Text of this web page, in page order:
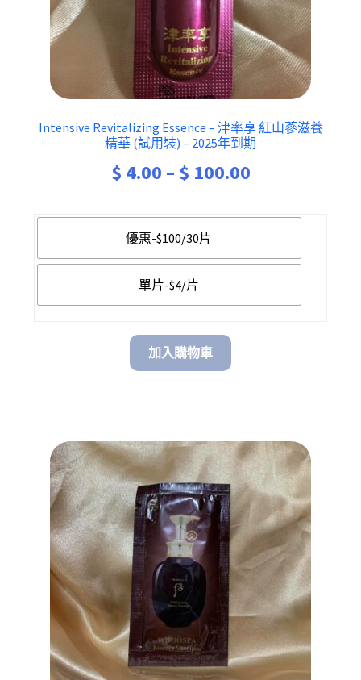
Intensive Revitalizing Essence – 津率享 紅山蔘滋養
精華 (試用裝) – 2025年到期
$ 4.00 – $ 100.00
優惠-$100/30片
單片-$4/片
加入購物車